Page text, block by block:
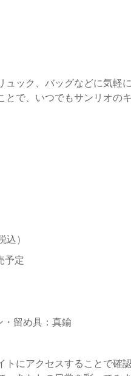
ュック、バッグなどに気軽
とで、いつでもサンリオの
込）
予定
・留め具：真鍮
トにアクセスすることで確